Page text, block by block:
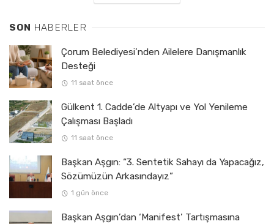
SON HABERLER
Çorum Belediyesi’nden Ailelere Danışmanlık
Desteği
11 saat önce
Gülkent 1. Cadde’de Altyapı ve Yol Yenileme
Çalışması Başladı
11 saat önce
Başkan Aşgın: “3. Sentetik Sahayı da Yapacağız,
Sözümüzün Arkasındayız”
1 gün önce
Başkan Aşgın’dan ‘Manifest’ Tartışmasına